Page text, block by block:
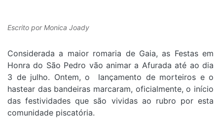
Escrito porMonica Joady
Considerada a maior romaria de Gaia, as Festas em
Honra do São Pedro vão animar a Afurada até ao dia
3 de julho. Ontem, o lançamento de morteiros e o
hastear das bandeiras marcaram, oficialmente, o início
das festividades que são vividas ao rubro por esta
comunidade piscatória.